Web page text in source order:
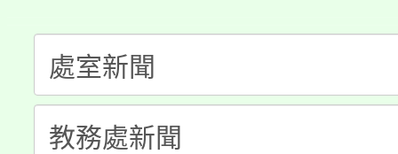
代理(課)教師甄選結果(
公告本校115學年度第
代理(課)教師甄選結果(
轉知中國文化大學推廣